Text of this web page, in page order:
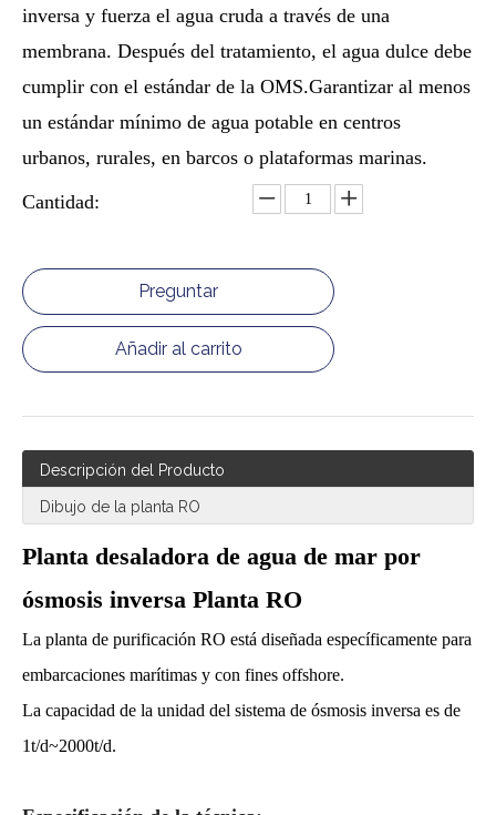
inversa y fuerza el agua cruda a través de una
membrana. Después del tratamiento, el agua dulce debe
cumplir con el estándar de la OMS.Garantizar al menos
un estándar mínimo de agua potable en centros
urbanos, rurales, en barcos o plataformas marinas.
Cantidad:
Preguntar
Añadir al carrito
Descripción del Producto
Dibujo de la planta RO
Planta desaladora de agua de mar por
ósmosis inversa Planta RO
La planta de purificación RO está diseñada específicamente para
embarcaciones marítimas y con fines offshore.
La capacidad de la unidad del sistema de ósmosis inversa es de
1t/d~2000t/d.